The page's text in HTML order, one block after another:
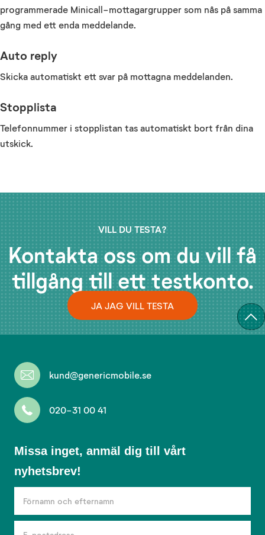
programmerade Minicall-mottagargrupper som nås på samma
gång med ett enda meddelande.
Auto reply
Skicka automatiskt ett svar på mottagna meddelanden.
Stopplista
Telefonnummer i stopplistan tas automatiskt bort från dina
utskick.
VILL DU TESTA?
Kontakta oss om du vill få
tillgång till ett testkonto.
JA JAG VILL TESTA
kund@genericmobile.se
020-31 00 41
Missa
anmäl
dig
till
vårt
Missa inget, anmäl dig till vårt
nyhetsbrev!